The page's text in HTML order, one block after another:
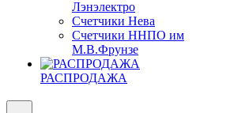
Лэнэлектро
Счетчики Нева
Счетчики ННПО им
М.В.Фрунзе
РАСПРОДАЖА